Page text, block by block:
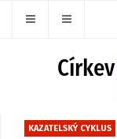
KAZATELSKÝ CYKLUS